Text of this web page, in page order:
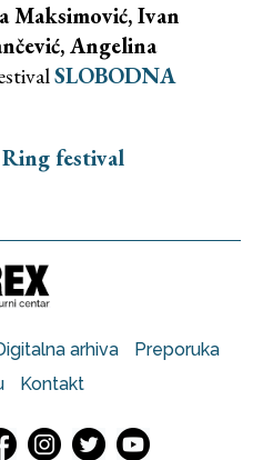
Maksimović, Ivan
Angelina
SLOBODNA
festival
arhiva
Preporuka
Kontakt